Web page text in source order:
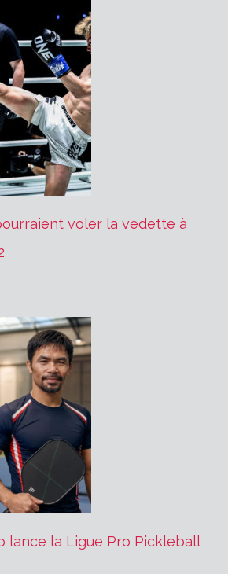
voler la vedette à
lance la Ligue Pro Pickleball